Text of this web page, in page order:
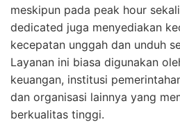
meskipun pada peak hour
dedicated juga menyediakan
kecepatan unggah dan unduh
Layanan ini biasa digunakan
keuangan, institusi
dan organisasi lainnya yang
berkualitas tinggi.